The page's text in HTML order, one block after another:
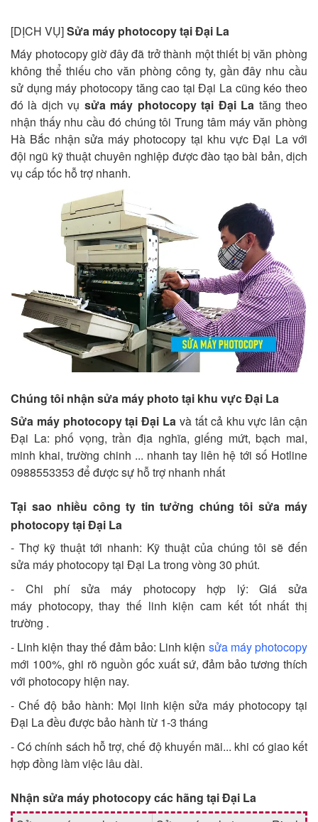
[DỊCH VỤ]Sửa máy photocopy tại Đại La
Máy photocopy giờ đây đã trở thành một thiết bị văn phòng
không thể thiếu cho văn phòng công ty, gần đây nhu cầu
sử dụng máy photocopy tăng cao tại Đại La cũng kéo theo
đó là dịch vụ sửa máy photocopy tại Đại La tăng theo
nhận thấy nhu cầu đó chúng tôi Trung tâm máy văn phòng
Hà Bắc nhận sửa máy photocopy tại khu vực Đại La với
đội ngũ kỹ thuật chuyên nghiệp được đào tạo bài bản, dịch
vụ cấp tốc hỗ trợ nhanh.
Chúng tôi nhận sửa máy photo tại khu vực Đại La
Sửa máy photocopy tại Đại La và tất cả khu vực lân cận
Đại La: phố vọng, trần địa nghĩa, giếng mứt, bạch mai,
minh khai, trường chinh ... nhanh tay liên hệ tới số Hotline
0988553353 để được sự hỗ trợ nhanh nhất
Tại sao nhiều công ty tin tưởng chúng tôi sửa máy
photocopy tại Đại La
- Thợ kỹ thuật tới nhanh: Kỹ thuật của chúng tôi sẽ đến
sửa máy photocopy tại Đại La trong vòng 30 phút.
- Chi phí sửa máy photocopy hợp lý: Giá sửa
máy photocopy, thay thế linh kiện cam kết tốt nhất thị
trường .
- Linh kiện thay thế đảm bảo: Linh kiện sửa máy photocopy
mới 100%, ghi rõ nguồn gốc xuất sứ, đảm bảo tương thích
với photocopy hiện nay.
- Chế độ bảo hành: Mọi linh kiện sửa máy photocopy tại
Đại La đều được bảo hành từ 1-3 tháng
- Có chính sách hỗ trợ, chế độ khuyến mãi... khi có giao kết
hợp đồng làm việc lâu dài.
Nhận sửa máy photocopy các hãng tại Đại La